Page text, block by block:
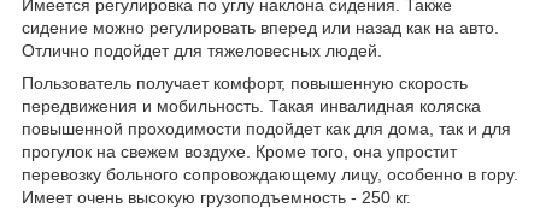
Имеется регулировка по углу наклона сидения. Также
сидение можно регулировать вперед или назад как на авто.
Отлично подойдет для тяжеловесных людей.
Пользователь получает комфорт, повышенную скорость
передвижения и мобильность. Такая инвалидная коляска
повышенной проходимости подойдет как для дома, так и для
прогулок на свежем воздухе. Кроме того, она упростит
перевозку больного сопровождающему лицу, особенно в гору.
Имеет очень высокую грузоподъемность - 250 кг.